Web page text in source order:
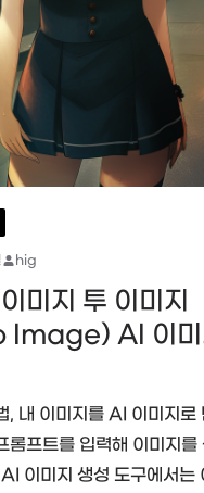
hig
미지 투 이미지
AI 이미
이미지를 AI 이미지로
프트를 입력해 이미지를
이미지 생성 도구에서는